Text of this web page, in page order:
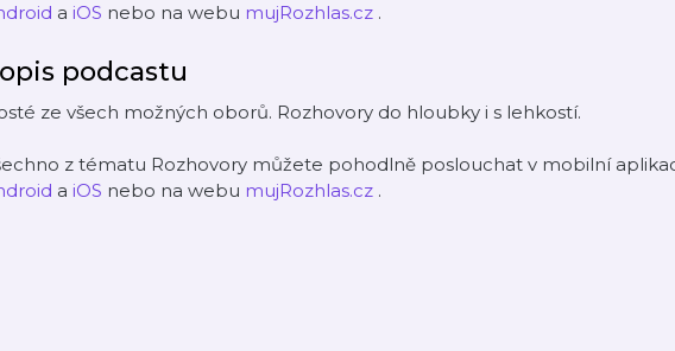
a iOS nebo na webu mujRozhlas.cz .
podcastu
ze všech možných oborů. Rozhovory do hloubky i s lehkostí.
z tématu Rozhovory můžete pohodlně poslouchat v mobilní
a iOS nebo na webu mujRozhlas.cz .